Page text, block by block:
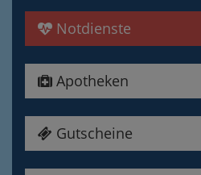
Notdienste
Apotheken
Gutscheine